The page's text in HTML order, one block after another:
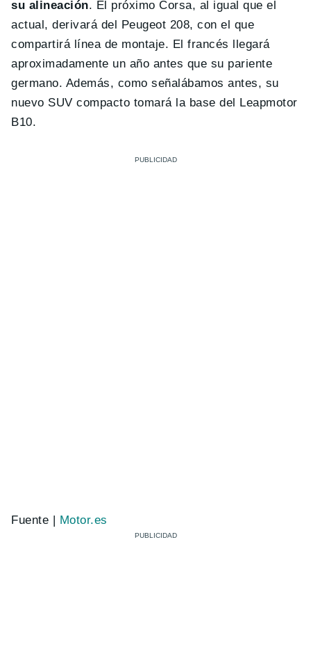
su alineación. El próximo Corsa, al igual que el
actual, derivará del Peugeot 208, con el que
compartirá línea de montaje. El francés llegará
aproximadamente un año antes que su pariente
germano. Además, como señalábamos antes, su
nuevo SUV compacto tomará la base del Leapmotor
B10.
Fuente | Motor.es